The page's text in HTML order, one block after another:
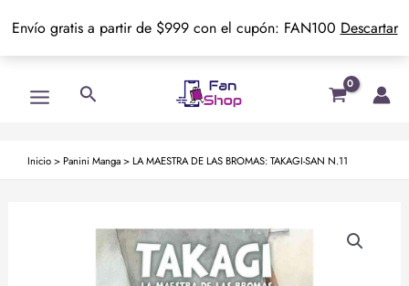
Envío gratis a partir de $999 con el cupón: FAN100 Descartar
Menu
Buscar
Inicio> Panini Manga> LA MAESTRA DE LAS BROMAS: TAKAGI-SAN N.11